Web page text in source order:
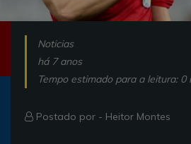
Noticias
há 7 anos
Tempo estimado para a leitura: 0
Postado por - Heitor Montes